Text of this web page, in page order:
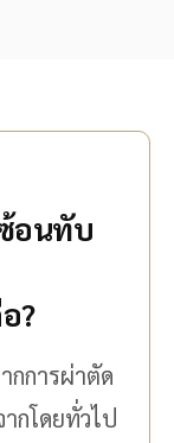
อนทับ
?
กการผ่าตัด
ากโดยทั่วไป